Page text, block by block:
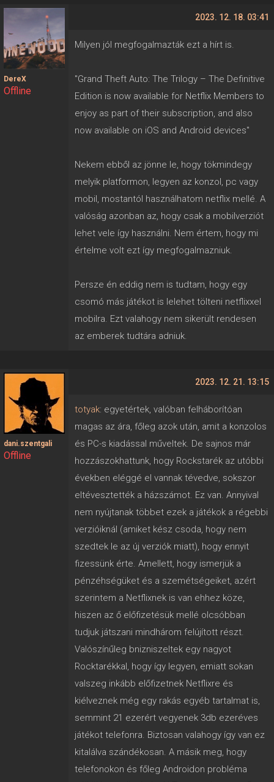
DereX
Offline
2023. 12. 18. 03:41
Milyen jól megfogalmazták ezt a hírt is.
"Grand Theft Auto: The Trilogy – The Definitive
Edition is now available for Netflix Members to
enjoy as part of their subscription, and also
now available on iOS and Android devices"
Nekem ebből az jönne le, hogy tökmindegy
melyik platformon, legyen az konzol, pc vagy
mobil, mostantól használhatom netflix mellé. A
valóság azonban az, hogy csak a mobilverziót
lehet vele így használni. Nem értem, hogy mi
értelme volt ezt így megfogalmazniuk.
Persze én eddig nem is tudtam, hogy egy
csomó más játékot is lelehet tölteni netflixxel
mobilra. Ezt valahogy nem sikerült rendesen
az emberek tudtára adniuk.
dani.szentgali
Offline
2023. 12. 21. 13:15
totyak: egyetértek, valóban felháborítóan
magas az ára, főleg azok után, amit a konzolos
és PC-s kiadással műveltek. De sajnos már
hozzászokhattunk, hogy Rockstarék az utóbbi
években eléggé el vannak tévedve, sokszor
eltévesztették a házszámot. Ez van. Annyival
nem nyújtanak többet ezek a játékok a régebbi
verzióiknál (amiket kész csoda, hogy nem
szedtek le az új verziók miatt), hogy ennyit
fizessünk érte. Amellett, hogy ismerjük a
pénzéhségüket és a szemétségeiket, azért
szerintem a Netflixnek is van ehhez köze,
hiszen az ő előfizetésük mellé olcsóbban
tudjuk játszani mindhárom felújított részt.
Valószínűleg bnizniszeltek egy nagyot
Rocktarékkal, hogy így legyen, emiatt sokan
valszeg inkább előfizetnek Netflixre és
kiélveznek még egy rakás egyéb tartalmat is,
semmint 21 ezerért vegyenek 3db ezeréves
játékot telefonra. Biztosan valahogy így van ez
kitalálva szándékosan. A másik meg, hogy
telefonokon és főleg Androidon probléma